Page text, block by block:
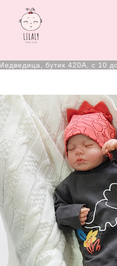
бутик 420А, с 10 до 20